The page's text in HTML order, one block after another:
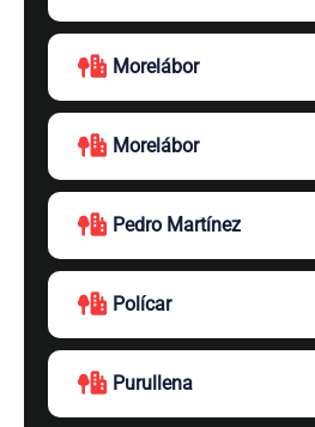
Morelábor
Morelábor
Pedro Martínez
Polícar
Purullena